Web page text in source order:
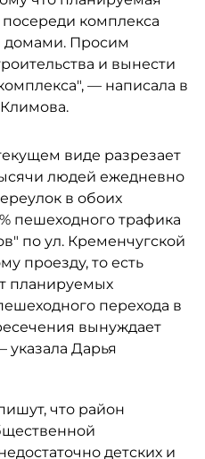
комплекса
Просим
и вынести
— написала в
виде разрезает
людей ежедневно
в обоих
пешеходного трафика
по ул. Кременчугской
проезду, то есть
планируемых
перехода в
вынуждает
Дарья
что район
детских и